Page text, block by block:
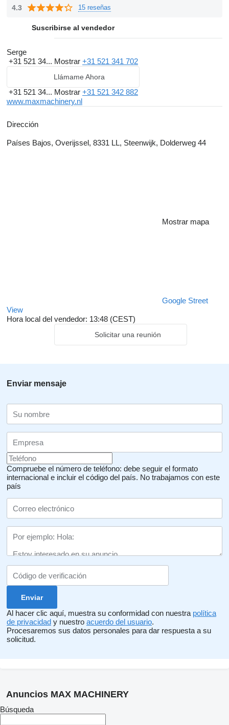
4.3 15 reseñas
Suscribirse al vendedor
Serge
+31 521 34... Mostrar +31 521 341 702
Llámame Ahora
+31 521 34... Mostrar +31 521 342 882
www.maxmachinery.nl
Dirección
Países Bajos, Overijssel, 8331 LL, Steenwijk, Dolderweg 44
Mostrar mapa
Google Street
View
Hora local del vendedor: 13:48 (CEST)
Solicitar una reunión
Enviar mensaje
Compruebe el número de teléfono: debe seguir el formato
internacional e incluir el código del país. No trabajamos con este
país
Al hacer clic aquí, muestra su conformidad con nuestra política
de privacidad y nuestro acuerdo del usuario.
Procesaremos sus datos personales para dar respuesta a su
solicitud.
Anuncios MAX MACHINERY
Búsqueda